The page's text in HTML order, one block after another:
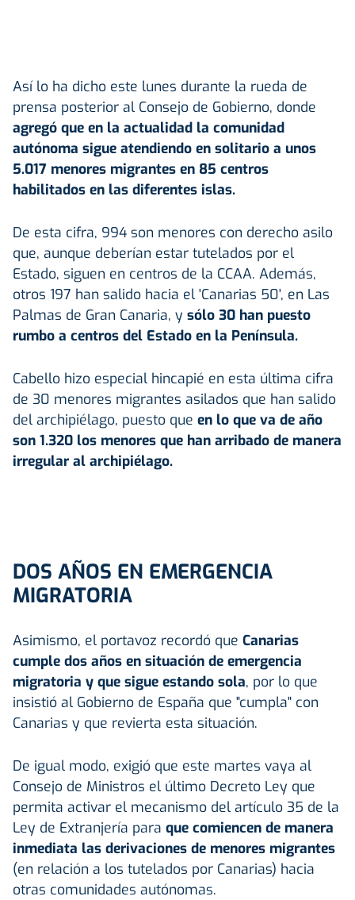
Así lo ha dicho este lunes durante la rueda de
prensa posterior al Consejo de Gobierno, donde
agregó que en la actualidad la comunidad
autónoma sigue atendiendo en solitario a unos
5.017 menores migrantes en 85 centros
habilitados en las diferentes islas.
De esta cifra, 994 son menores con derecho asilo
que, aunque deberían estar tutelados por el
Estado, siguen en centros de la CCAA. Además,
otros 197 han salido hacia el 'Canarias 50', en Las
Palmas de Gran Canaria, y sólo 30 han puesto
rumbo a centros del Estado en la Península.
Cabello hizo especial hincapié en esta última cifra
de 30 menores migrantes asilados que han salido
del archipiélago, puesto que en lo que va de año
son 1.320 los menores que han arribado de manera
irregular al archipiélago.
DOS AÑOS EN EMERGENCIA
MIGRATORIA
Asimismo, el portavoz recordó que Canarias
cumple dos años en situación de emergencia
migratoria y que sigue estando sola, por lo que
insistió al Gobierno de España que "cumpla" con
Canarias y que revierta esta situación.
De igual modo, exigió que este martes vaya al
Consejo de Ministros el último Decreto Ley que
permita activar el mecanismo del artículo 35 de la
Ley de Extranjería para que comiencen de manera
inmediata las derivaciones de menores migrantes
(en relación a los tutelados por Canarias) hacia
otras comunidades autónomas.